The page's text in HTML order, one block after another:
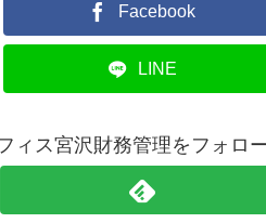
Facebook
LINE
ィス宮沢財務管理をフォロ